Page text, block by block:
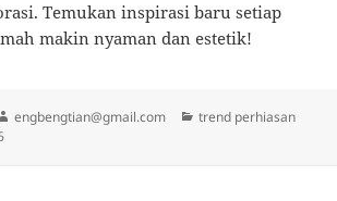
Temukan inspirasi baru setiap
makin nyaman dan estetik!
Author
engbengtian@gmail.com Categories
trend perhiasan